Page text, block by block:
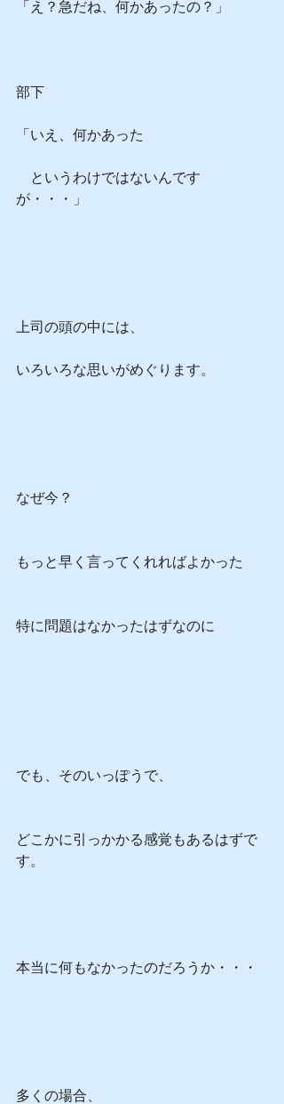
「え？急だね、何かあったの？」
部下
「いえ、何かあった
というわけではないんです
が・・・」
上司の頭の中には、
いろいろな思いがめぐります。
なぜ今？
もっと早く言ってくれればよかった
特に問題はなかったはずなのに
でも、そのいっぽうで、
どこかに引っかかる感覚もあるはずで
す。
本当に何もなかったのだろうか・・・
多くの場合、